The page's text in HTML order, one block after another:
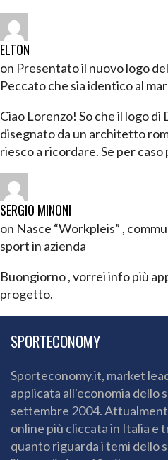
ELTON
on Presentato il nuovo logo
Peccato che sia identico al
Ciao Lorenzo! So che il logo
disegnato da un architetto
riesco a ricordare. Se per
SERGIO MINONI
on Nasce “Workpleis” ,
sport in azienda
Buongiorno , vorrei info più
progetto.
SPORTECONOMY
Sporteconomy.it, market
applicata all'economia dello
settembre 2004.
online più cliccata in Italia e
quanto riguarda i temi dello